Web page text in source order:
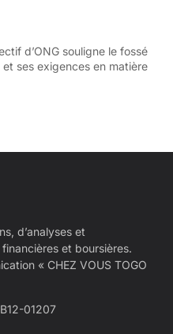
d’ONG souligne le fossé
ses exigences en matière
d’analyses et
et boursières.
« CHEZ VOUS TOGO
01207